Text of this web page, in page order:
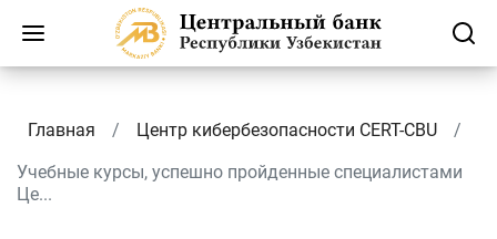
Главная
Центр кибербезопасности CERT-CBU
Учебные курсы, успешно пройденные специалистами
Це...